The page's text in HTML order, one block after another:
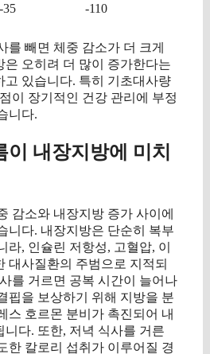
-35 -110
를 빼면 체중 감소가 더 크게
은 오히려 더 많이 증가한다는
고 있습니다. 특히 기초대사량
이 장기적인 건강 관리에 부정
니다.
이 내장지방에 미치
감소와 내장지방 증가 사이에
니다. 내장지방은 단순히 복부
라, 인슐린 저항성, 고혈압, 이
대사질환의 주범으로 지적되
를 거르면 공복 시간이 늘어나
핍을 보상하기 위해 지방을 분
스 호르몬 분비가 촉진되어 내
니다. 또한, 저녁 식사를 거른
한 칼로리 섭취가 이루어질 경